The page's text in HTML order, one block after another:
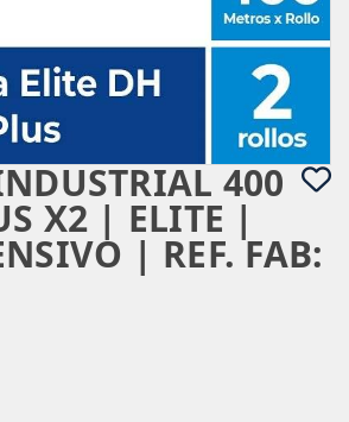
400
X2 | ELITE |
| REF. FAB: